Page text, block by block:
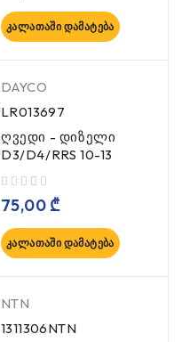
ᲙᲐᲚᲐᲗᲐᲨᲘ ᲓᲐᲛᲐᲢᲔᲑᲐ
DAYCO
LR013697
ღვედი - დიზელი
D3/D4/RRS 10-13
75,00 ₾
ᲙᲐᲚᲐᲗᲐᲨᲘ ᲓᲐᲛᲐᲢᲔᲑᲐ
NTN
1311306NTN